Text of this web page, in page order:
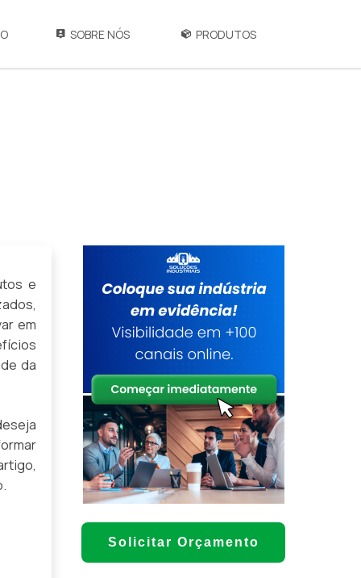
SOBRE NÓS PRODUTOS
e
em
da
Solicitar Orçamento